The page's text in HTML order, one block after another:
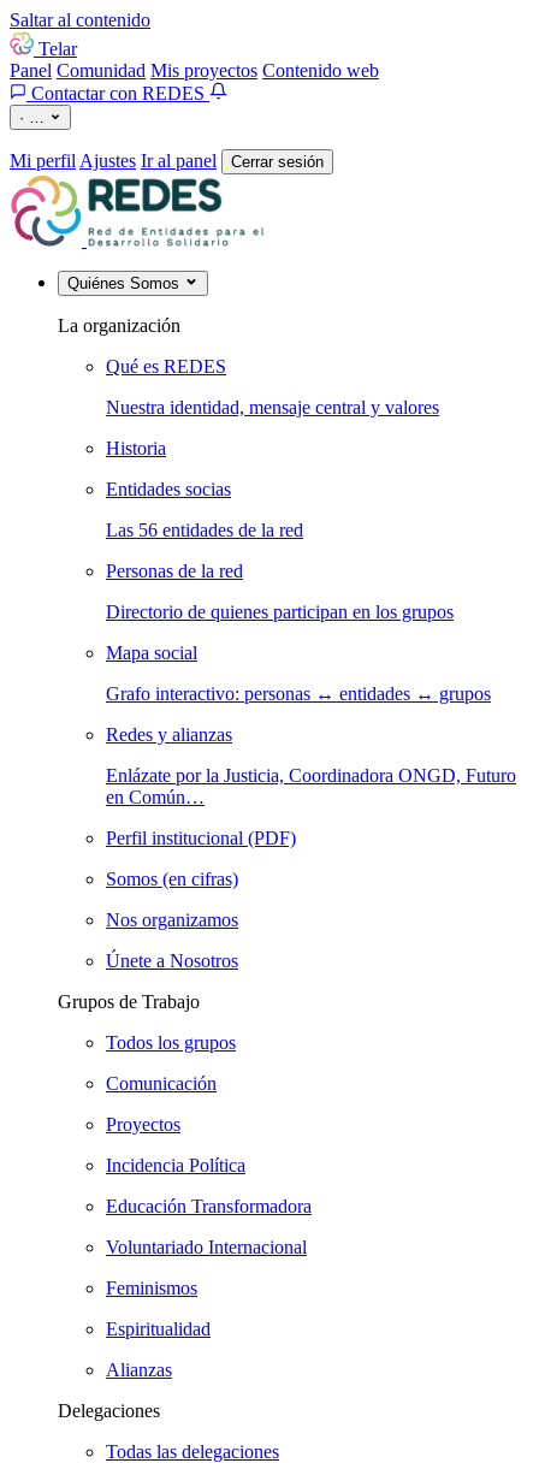
Saltar al contenido
Telar
Panel Comunidad Mis proyectos Contenido web
Contactar con REDES
· …
Mi perfil Ajustes Ir al panel Cerrar sesión
Quiénes Somos
La organización
Qué es REDES
Nuestra identidad, mensaje central y valores
Historia
Entidades socias
Las 56 entidades de la red
Personas de la red
Directorio de quienes participan en los grupos
Mapa social
Grafo interactivo: personas ↔ entidades ↔ grupos
Redes y alianzas
Enlázate por la Justicia, Coordinadora ONGD, Futuro
en Común…
Perfil institucional (PDF)
Somos (en cifras)
Nos organizamos
Únete a Nosotros
Grupos de Trabajo
Todos los grupos
Comunicación
Proyectos
Incidencia Política
Educación Transformadora
Voluntariado Internacional
Feminismos
Espiritualidad
Alianzas
Delegaciones
Todas las delegaciones